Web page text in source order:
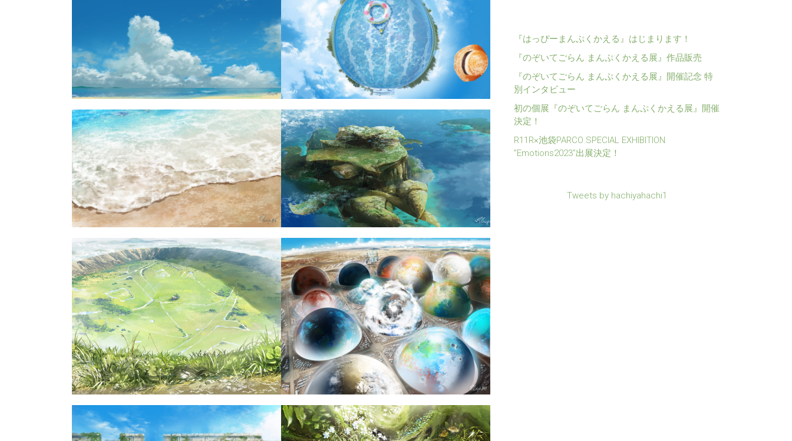
『はっぴーまんぷくかえる』はじまります！
『のぞいてごらん まんぷくかえる展』作品販売
『のぞいてごらん まんぷくかえる展』開催記念 特
別インタビュー
初の個展『のぞいてごらん まんぷくかえる展』開催
決定！
R11R×池袋PARCO SPECIAL EXHIBITION
”Emotions2023”出展決定！
Tweets by hachiyahachi1